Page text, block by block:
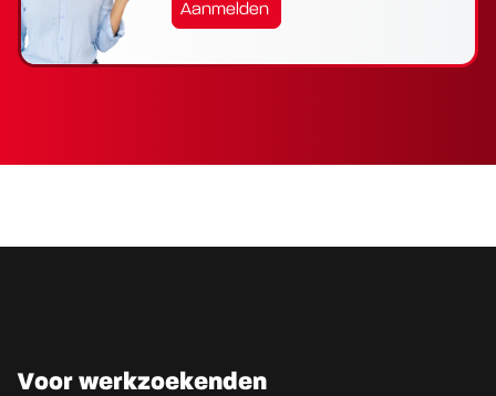
Aanmelden
Voor werkzoekenden